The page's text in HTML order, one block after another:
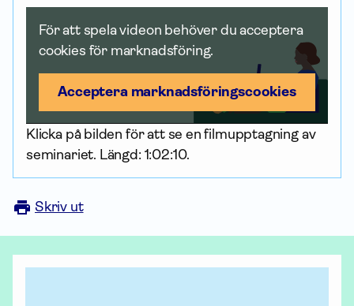
För att spela videon behöver du acceptera
cookies för marknadsföring.
Acceptera marknadsförings­cookies
Klicka på bilden för att se en filmupptagning av
seminariet. Längd: 1:02:10.
Skriv ut